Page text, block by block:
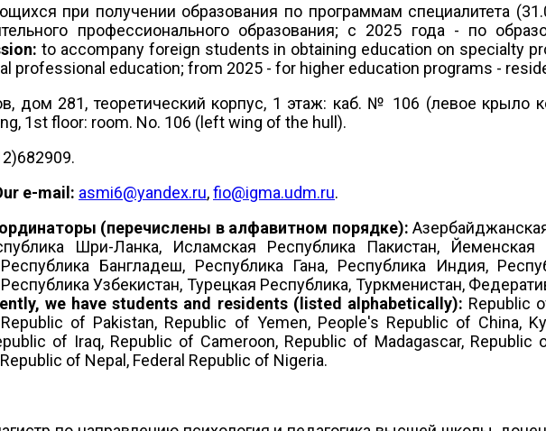
при получении образования по программам специалитета
профессионального образования; с 2025 года - по
to accompany foreign students in obtaining education on specialty
professional education; from 2025 - for higher education programs -
дом 281, теоретический корпус, 1 этаж: каб. № 106 (левое крыло
1st floor: room. No. 106 (left wing of the hull).
e-mail: asmi6@yandex.ru,fio@igma.udm.ru.
(перечислены в алфавитном порядке):
Шри-Ланка, Исламская Республика Пакистан, Йеменская
Бангладеш, Республика Гана, Республика Индия,
Узбекистан, Турецкая Республика, Туркменистан,
we have students and residents (listed alphabetically): Republic
of Pakistan, Republic of Yemen, People's Republic of China,
of Iraq, Republic of Cameroon, Republic of Madagascar,
of Nepal, Federal Republic of Nigeria.